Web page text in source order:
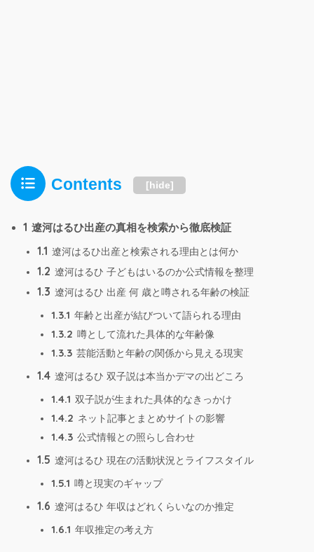
Contents [hide]
1 遼河はるひ出産の真相を検索から徹底検証
1.1 遼河はるひ出産と検索される理由とは何か
1.2 遼河はるひ 子どもはいるのか公式情報を整理
1.3 遼河はるひ 出産 何 歳と噂される年齢の検証
1.3.1 年齢と出産が結びついて語られる理由
1.3.2 噂として流れた具体的な年齢像
1.3.3 芸能活動と年齢の関係から見える現実
1.4 遼河はるひ 双子説は本当かデマの出どころ
1.4.1 双子説が生まれた具体的なきっかけ
1.4.2 ネット記事とまとめサイトの影響
1.4.3 公式情報との照らし合わせ
1.5 遼河はるひ 現在の活動状況とライフスタイル
1.5.1 噂と現実のギャップ
1.6 遼河はるひ 年収はどれくらいなのか推定
1.6.1 年収推定の考え方